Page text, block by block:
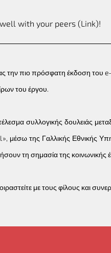
with your peers (Link)!
την πιο πρόσφατη έκδοση
του έργου.
συλλογικής δουλειάς
της Γαλλικής Εθνικής
τη σημασία της κοινωνικής
με τους φίλους και